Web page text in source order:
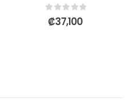
0out of 5
₡37,100